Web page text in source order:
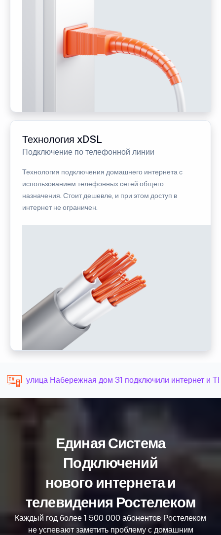
Технология xDSL
Подключение по телефонной линии
Технология подключения домашнего интернета с
использованием телефонных сетей общего
назначения. Стоит дешевле, и при этом доступ в
интернет не ограничен.
улица Набережная дом 31 подключили интернет и ТВ
Единая Система
Подключений
нового интернета и
телевидения Ростелеком
Каждый год более 1 500 000 абонентов Ростелеком
не успевают заметить проблему с домашним